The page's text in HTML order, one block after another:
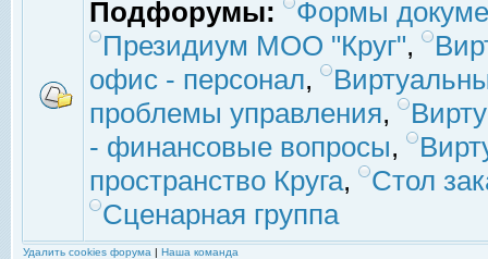
Подфорумы:
Формы
Президиум МОО "Круг",
офис - персонал,
проблемы управления,
- финансовые вопросы,
пространство Круга,
Стол
Сценарная группа
Удалить cookies форума | Наша команда